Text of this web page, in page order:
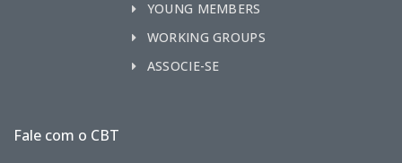
YOUNG MEMBERS
WORKING GROUPS
ASSOCIE-SE
Fale com o CBT